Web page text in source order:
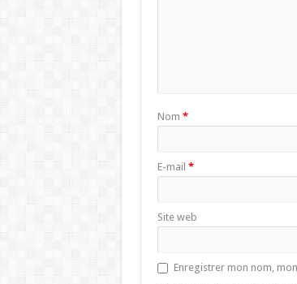
Nom *
E-mail *
Site web
Enregistrer mon nom,